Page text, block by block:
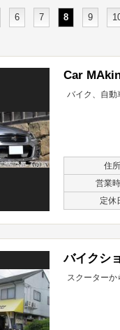
6 7 8 9
Car
バイク、自動
住所
営業
定休
バイクシ
スクーターか